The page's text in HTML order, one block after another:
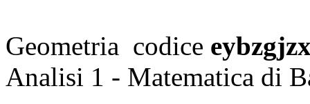
Geometria codice
Analisi 1 - Matematica di